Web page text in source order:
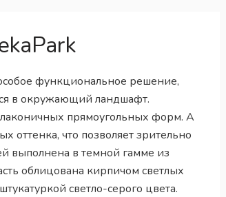
функциональное решение,
в окружающий ландшафт.
прямоугольных форм. А
оттенка, что позволяет зрительно
выполнена в темной гамме из
облицована кирпичом светлых
светло-серого цвета.